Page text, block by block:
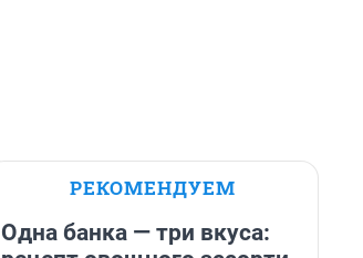
РЕКОМЕНДУЕМ
Одна банка — три вкуса: